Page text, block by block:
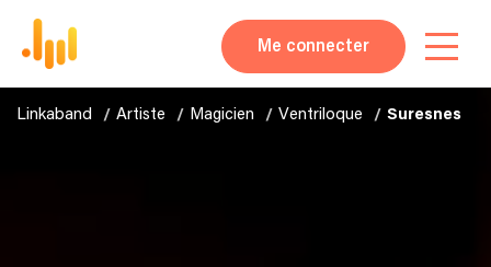
Me connecter
Linkaband Artiste Magicien Ventriloque Suresnes